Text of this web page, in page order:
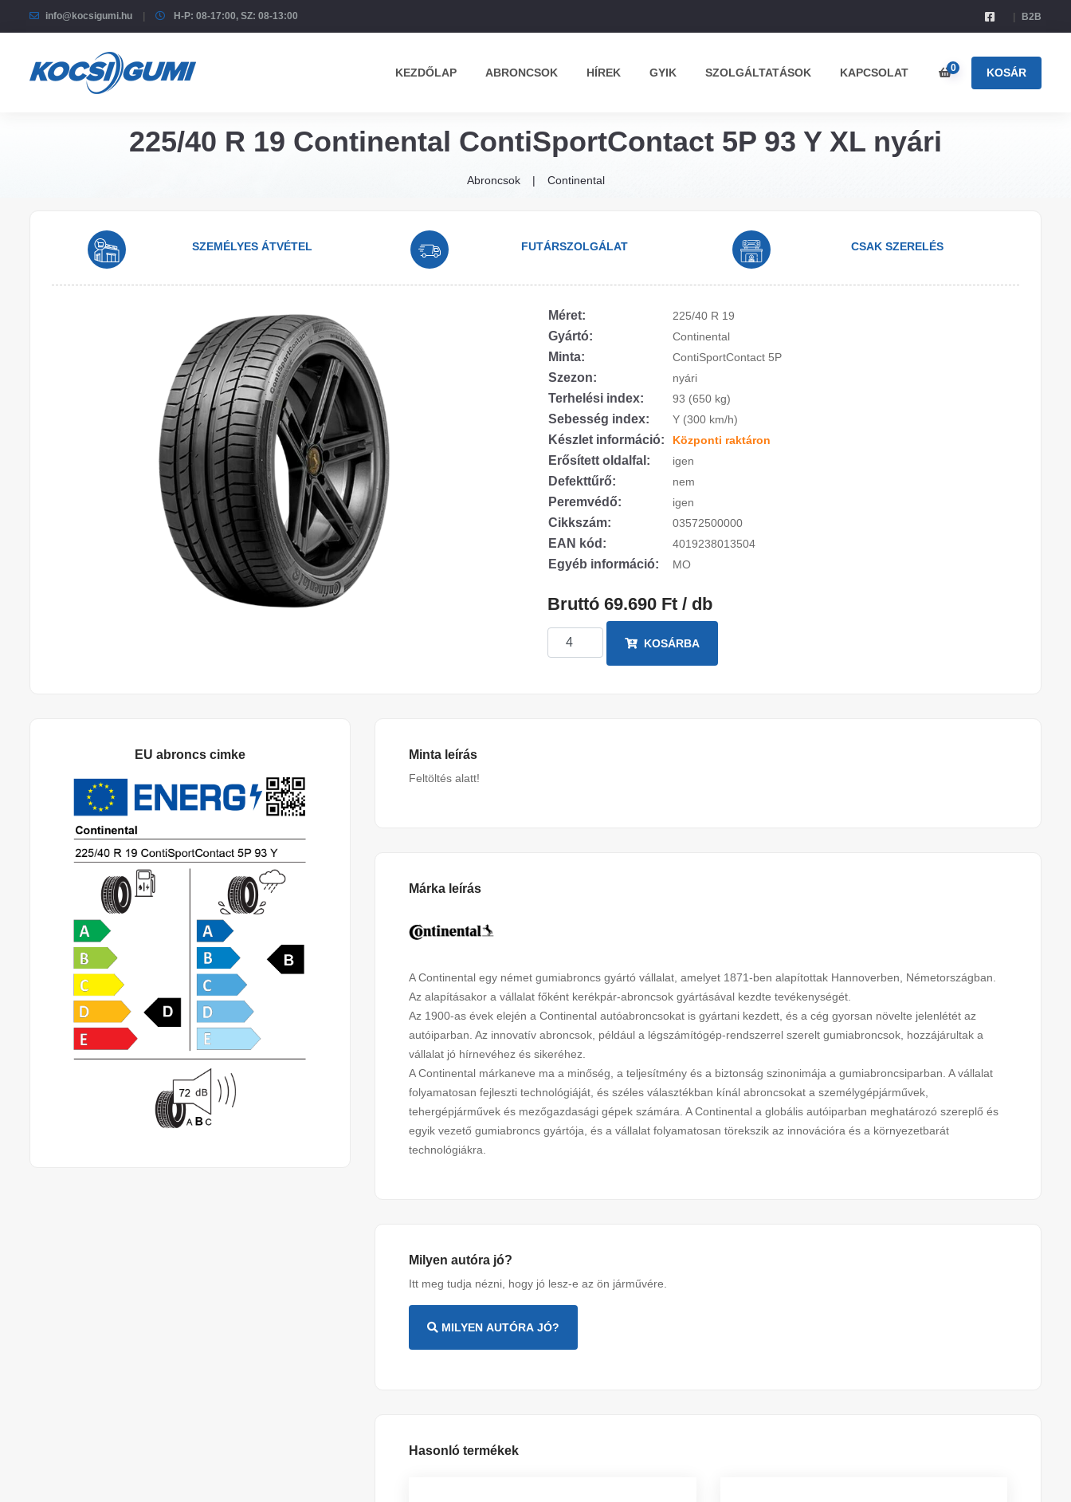
info@kocsigumi.hu H-P: 08-17:00, SZ: 08-13:00 B2B
KEZDŐLAP ABRONCSOK HÍREK GYIK SZOLGÁLTATÁSOK KAPCSOLAT 0 KOSÁR
225/40 R 19 Continental ContiSportContact 5P 93 Y XL nyári
Abroncsok Continental
SZEMÉLYES ÁTVÉTEL FUTÁRSZOLGÁLAT CSAK SZERELÉS
Méret: 225/40 R 19
Gyártó: Continental
Minta: ContiSportContact 5P
Szezon: nyári
Terhelési index: 93 (650 kg)
Sebesség index: Y (300 km/h)
Készlet információ: Központi raktáron
Erősített oldalfal: igen
Defekttűrő: nem
Peremvédő: igen
Cikkszám: 03572500000
EAN kód: 4019238013504
Egyéb információ: MO
Bruttó 69.690 Ft / db
KOSÁRBA
EU abroncs cimke Minta leírás
Feltöltés alatt!
Márka leírás
A Continental egy német gumiabroncs gyártó vállalat, amelyet 1871-ben alapítottak Hannoverben, Németországban.
Az alapításakor a vállalat főként kerékpár-abroncsok gyártásával kezdte tevékenységét.
Az 1900-as évek elején a Continental autóabroncsokat is gyártani kezdett, és a cég gyorsan növelte jelenlétét az
autóiparban. Az innovatív abroncsok, például a légszámítógép-rendszerrel szerelt gumiabroncsok, hozzájárultak a
vállalat jó hírnevéhez és sikeréhez.
A Continental márkaneve ma a minőség, a teljesítmény és a biztonság szinonimája a gumiabroncsiparban. A vállalat
folyamatosan fejleszti technológiáját, és széles választékban kínál abroncsokat a személygépjárművek,
tehergépjárművek és mezőgazdasági gépek számára. A Continental a globális autóiparban meghatározó szereplő és
egyik vezető gumiabroncs gyártója, és a vállalat folyamatosan törekszik az innovációra és a környezetbarát
technológiákra.
Milyen autóra jó?
Itt meg tudja nézni, hogy jó lesz-e az ön járművére.
MILYEN AUTÓRA JÓ?
Hasonló termékek